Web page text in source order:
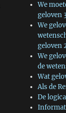
We
geloven
We
geloven
We
de
Wat
Als de
De